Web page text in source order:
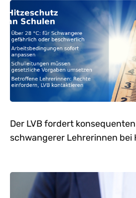
Der LVB fordert
schwangerer Lehrerinnen bei